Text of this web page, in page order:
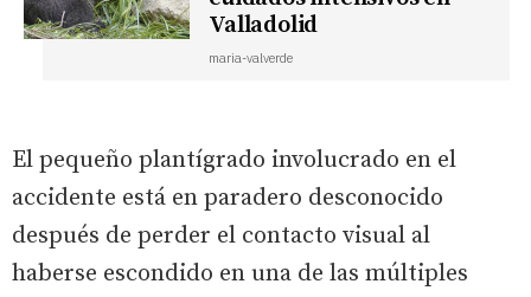
Valladolid
maria-valverde
El pequeño plantígrado involucrado en el
accidente está en paradero desconocido
después de perder el contacto visual al
haberse escondido en una de las múltiples